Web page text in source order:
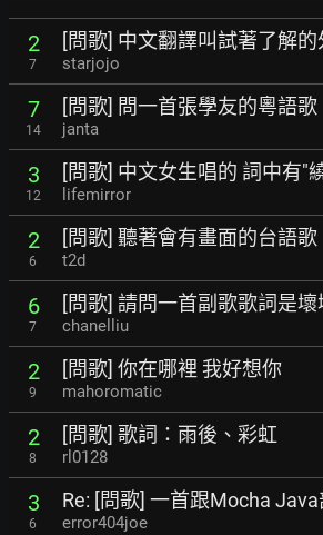
2
7
[問歌] 中文翻譯叫試著了解
starjojo
7
14
[問歌] 問一首張學友的粵語歌
janta
3
12
[問歌] 中文女生唱的 詞中有"
lifemirror
2
6
[問歌] 聽著會有畫面的台語歌
t2d
6
7
[問歌] 請問一首副歌歌詞是
chanelliu
2
9
[問歌] 你在哪裡 我好想你
mahoromatic
2
8
[問歌] 歌詞：雨後、彩虹
rl0128
3
6
Re: [問歌] 一首跟Mocha
error404joe